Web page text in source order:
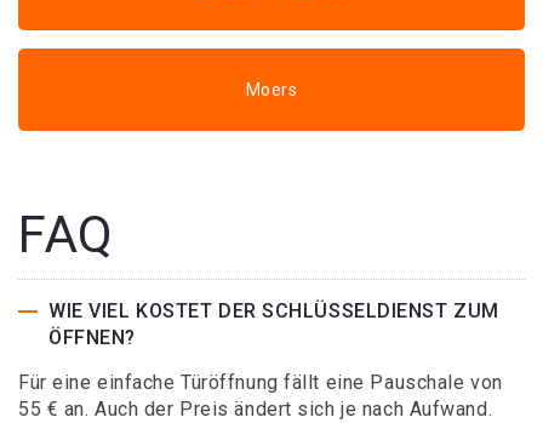
Moers
FAQ
WIE VIEL KOSTET DER SCHLÜSSELDIENST ZUM
ÖFFNEN?
Für eine einfache Türöffnung fällt eine Pauschale von
55 € an. Auch der Preis ändert sich je nach Aufwand.